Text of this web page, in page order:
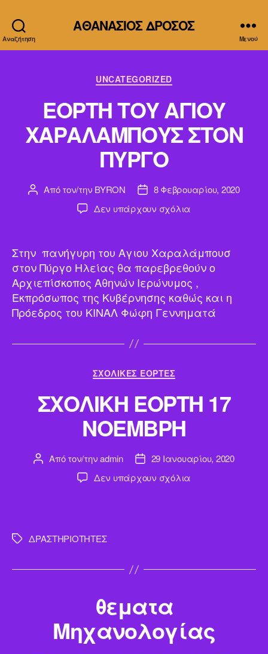
Αναζήτηση
ΑΘΑΝΑΣΙΟΣ ΔΡΟΣΟΣ
Μενού
Κατηγορίες
UNCATEGORIZED
ΕΟΡΤΗ ΤΟΥ ΑΓΙΟΥ
ΧΑΡΑΛΑΜΠΟΥΣ ΣΤΟΝ
ΠΥΡΓΟ
Συντάκτης
Από τον/την BYRON
Ημ.
δημοσίευσης
8 Φεβρουαρίου, 2020
Δεν υπάρχουν σχόλια
ΑΓΙΟΥ
ΧΑΡΑΛΑΜΠΟΥΣ
ΣΤΟΝ
ΠΥΡΓΟ
Στην πανήγυρη του Αγιου Χαραλάμπουσ
στον Πύργο Ηλείας θα παρεβρεθούν ο
Αρχιεπίσκοπος Αθηνών Ιερώνυμος ,
Εκπρόσωπος της Κυβέρνησης καθώς και η
Πρόεδρος του ΚΙΝΑΛ Φώφη Γεννηματά
Κατηγορίες
ΣΧΟΛΙΚΕΣ ΕΟΡΤΕΣ
ΣΧΟΛΙΚΗ ΕΟΡΤΗ 17
ΝΟΕΜΒΡΗ
Συντάκτης
Από τον/τηνadmin
Ημ.
δημοσίευσης
29 Ιανουαρίου, 2020
Δεν υπάρχουν σχόλια
ΕτικέτεςΔΡΑΣΤΗΡΙΟΤΗΤΕΣ
θεματα
Μηχανολογίας